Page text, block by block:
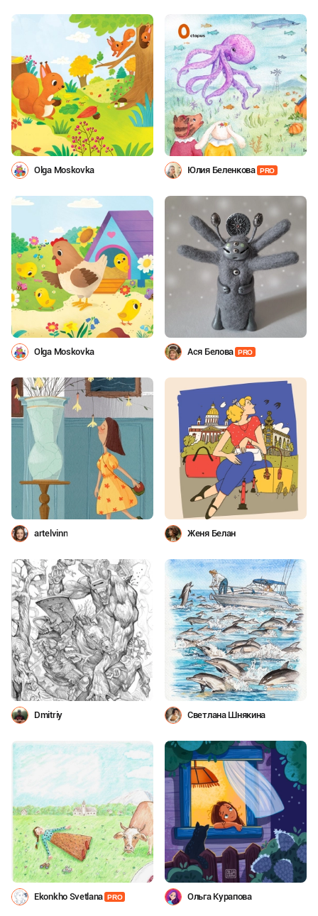
Olga Moskovka Юлия Беленкова PRO
Olga Moskovka Ася Белова PRO
artelvinn Женя Белан
Dmitriy Светлана Шнякина
Ekonkho Svetlana PRO Ольга Курапова